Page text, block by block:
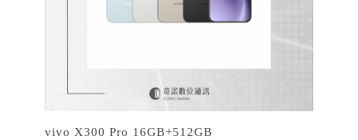
vivo X300 Pro 16GB+512GB